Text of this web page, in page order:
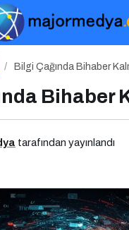
Bilgi Çağında Bihaber
Bihaber
tarafından yayınlandı
Yeni Yüzyılına
Eser” Projesi Ödül